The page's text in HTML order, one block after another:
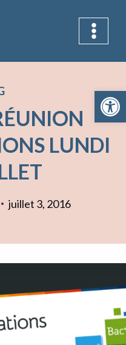
Ouvrir
LUNDI
juillet 3, 2016